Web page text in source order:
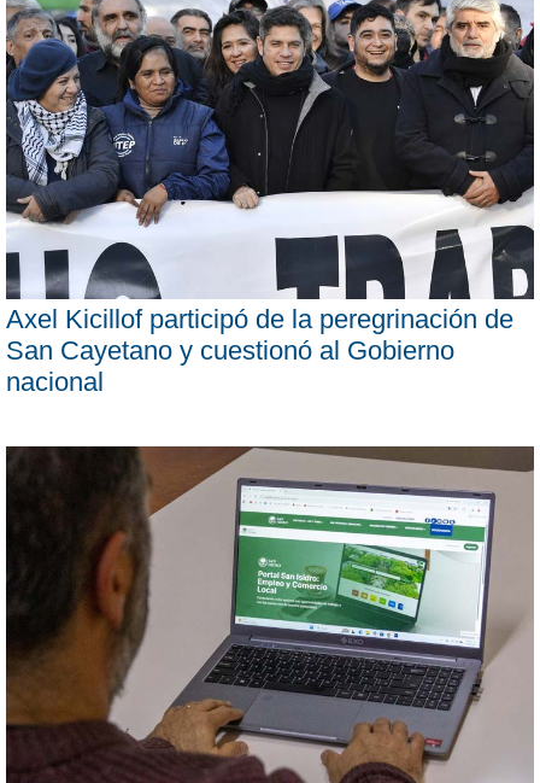
Axel Kicillof participó de la peregrinación de
San Cayetano y cuestionó al Gobierno
nacional